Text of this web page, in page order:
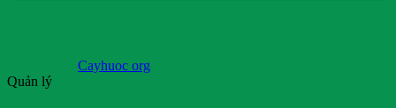
Cayhuoc org
Quản lý